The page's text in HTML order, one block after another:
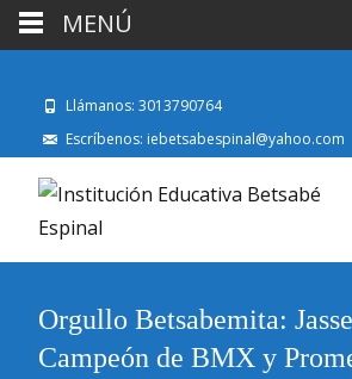
Llámanos: 3013790764
Escríbenos: iebetsabespinal@yahoo.com
Orgullo Betsabemita:
Campeón de BMX y
MENÚ